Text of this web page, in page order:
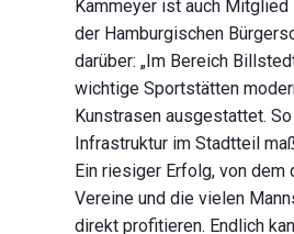
Kammeyer ist auch
der Hamburgischen
darüber: „Im Bereich
wichtige Sportstätten
Kunstrasen ausgestattet.
Infrastruktur im Stadtteil
Ein riesiger Erfolg, von dem
Vereine und die vielen
direkt profitieren. Endlich